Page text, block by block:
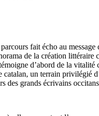
fait écho au
de la création
d’abord de la vitalité
un terrain privilégié
des grands écrivains